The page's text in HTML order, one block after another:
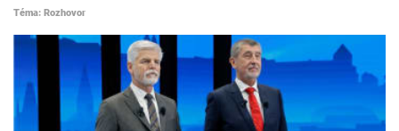
Téma: Rozhovor